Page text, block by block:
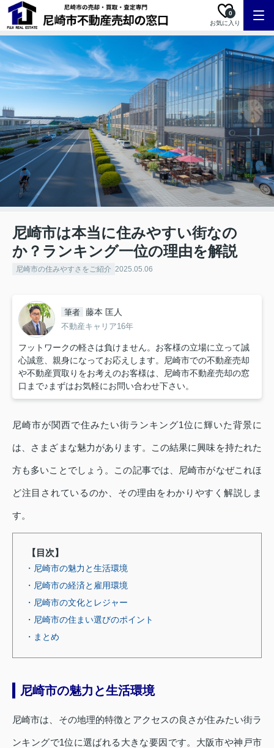
お気に入り
0
尼崎市は本当に住みやすい街なの
か？ランキング一位の理由を解説
尼崎市の住みやすさをご紹介 2025.05.06
筆者 藤本 匡人
不動産キャリア16年
フットワークの軽さは負けません。お客様の立場に立って誠
心誠意、親身になってお応えします。尼崎市での不動産売却
や不動産買取りをお考えのお客様は、尼崎市不動産売却の窓
口まで♪まずはお気軽にお問い合わせ下さい。
尼崎市が関西で住みたい街ランキング1位に輝いた背景に
は、さまざまな魅力があります。この結果に興味を持たれた
方も多いことでしょう。この記事では、尼崎市がなぜこれほ
ど注目されているのか、その理由をわかりやすく解説しま
す。
【目次】
・尼崎市の魅力と生活環境
・尼崎市の経済と雇用環境
・尼崎市の文化とレジャー
・尼崎市の住まい選びのポイント
・まとめ
尼崎市の魅力と生活環境
尼崎市は、その地理的特徴とアクセスの良さが住みたい街ラ
ンキングで1位に選ばれる大きな要因です。大阪市や神戸市